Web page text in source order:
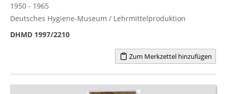
1950 - 1965
Deutsches Hygiene-Museum / Lehrmittelproduktion
DHMD 1997/2210
Zum Merkzettel hinzufügen